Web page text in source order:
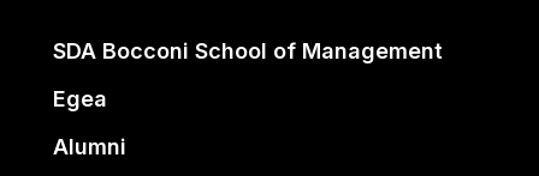
SDA Bocconi School of Management
Egea
Alumni